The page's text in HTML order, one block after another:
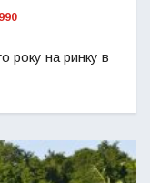
990
року на ринку в